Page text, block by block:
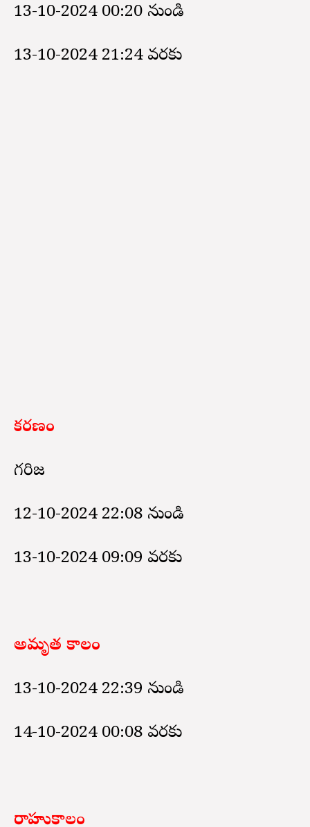
13-10-2024 00:20 నుండి
13-10-2024 21:24 వరకు
కరణం
గరిజ
12-10-2024 22:08 నుండి
13-10-2024 09:09 వరకు
అమృత కాలం
13-10-2024 22:39 నుండి
14-10-2024 00:08 వరకు
రాహుకాలం